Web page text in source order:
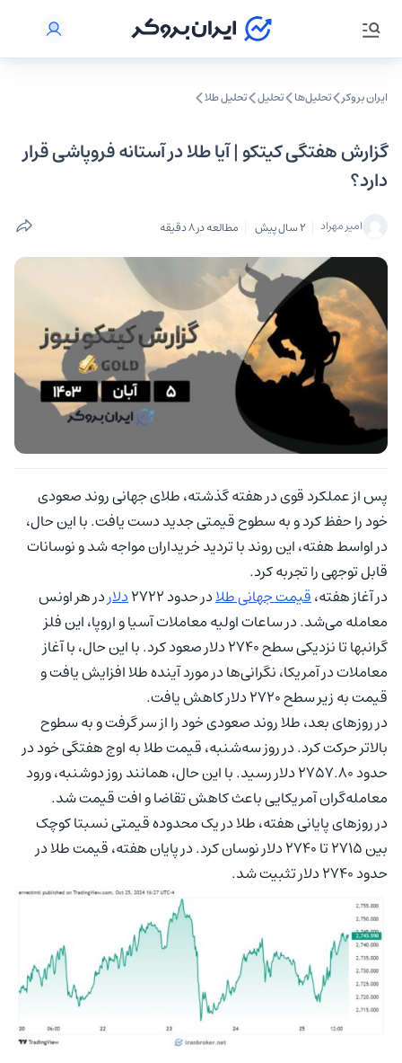
ایران بروکر تحلیل‌ها تحلیل‌ تحلیل طلا
گزارش هفتگی کیتکو | آیا طلا در آستانه فروپاشی قرار
دارد؟
امیر مهراد 2 سال پیش مطالعه در 8 دقیقه
پس از عملکرد قوی در هفته گذشته، طلای جهانی روند صعودی
خود را حفظ کرد و به سطوح قیمتی جدید دست یافت. با این حال،
در اواسط هفته، این روند با تردید خریداران مواجه شد و نوسانات
قابل توجهی را تجربه کرد.
در آغاز هفته،قیمت جهانی طلادر حدود 2722 دلاردر هر اونس
معامله می‌شد. در ساعات اولیه معاملات آسیا و اروپا، این فلز
گرانبها تا نزدیکی سطح 2740 دلار صعود کرد. با این حال، با آغاز
معاملات در آمریکا، نگرانی‌ها در مورد آینده طلا افزایش یافت و
قیمت به زیر سطح 2720 دلار کاهش یافت.
در روزهای بعد، طلا روند صعودی خود را از سر گرفت و به سطوح
بالاتر حرکت کرد. در روز سه‌شنبه، قیمت طلا به اوج هفتگی خود در
حدود 2757.80 دلار رسید. با این حال، همانند روز دوشنبه، ورود
معامله‌گران آمریکایی باعث کاهش تقاضا و افت قیمت شد.
در روزهای پایانی هفته، طلا در یک محدوده قیمتی نسبتا کوچک
بین 2715 تا 2740 دلار نوسان کرد. در پایان هفته، قیمت طلا در
حدود 2740 دلار تثبیت شد.